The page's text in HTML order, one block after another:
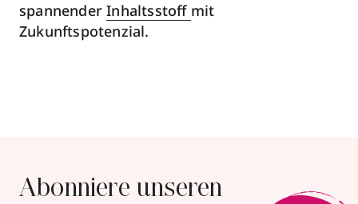
spannenderInhaltsstoff mit
Zukunftspotenzial.
Abonniere unseren